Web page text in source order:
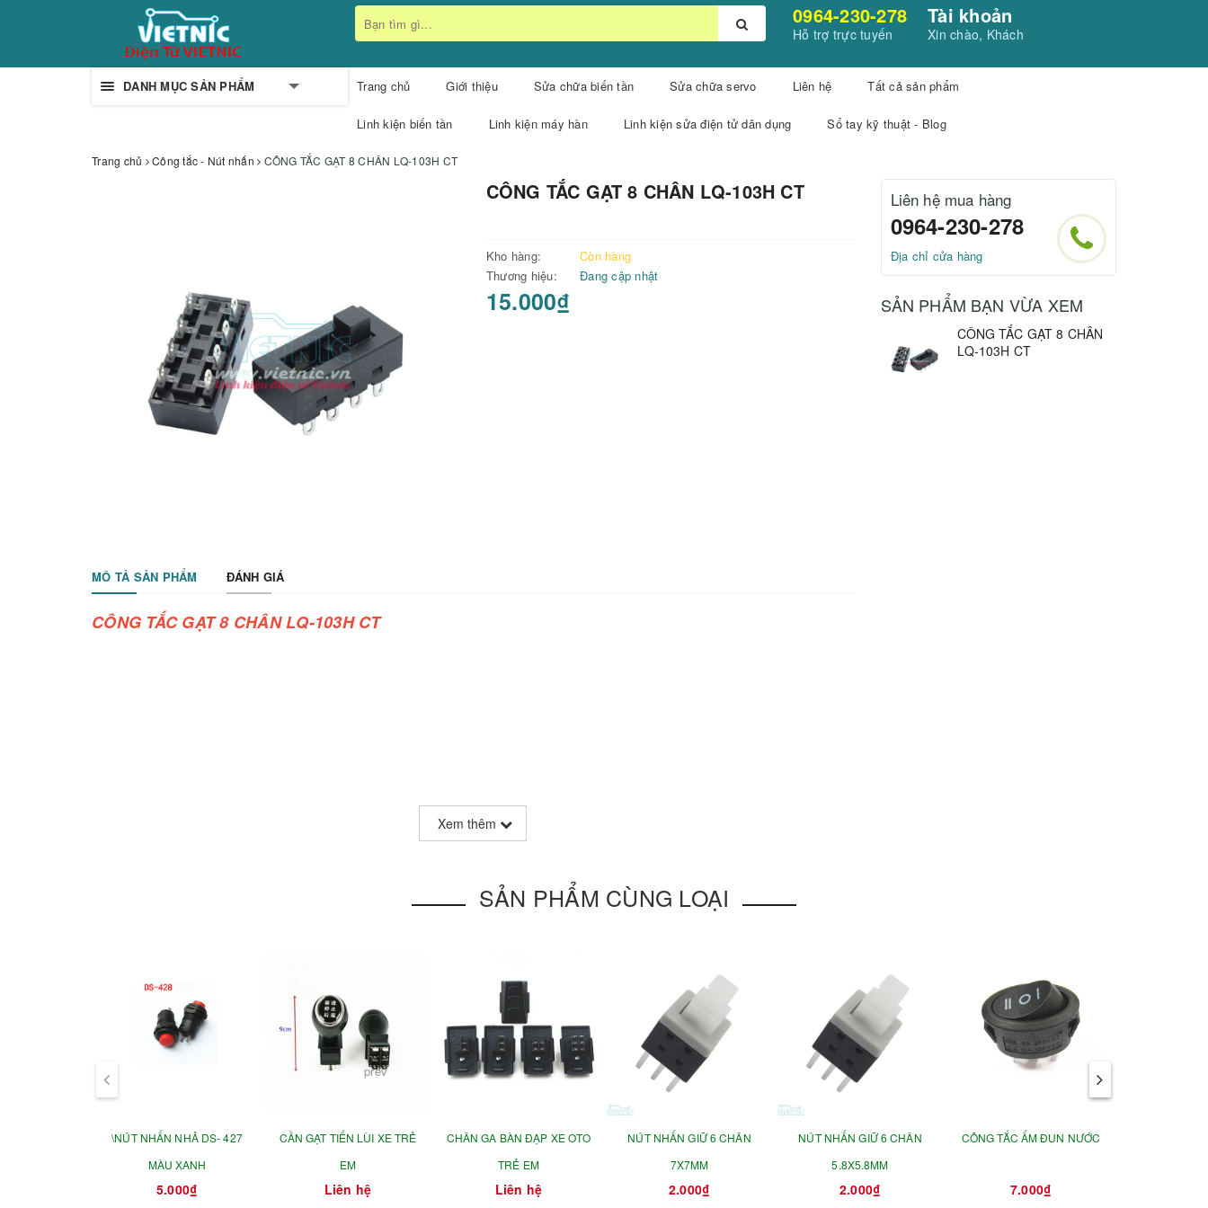
0964-230-278
Hỗ trợ trực tuyến
Tài khoản
Xin chào, Khách
DANH MỤC SẢN PHẨM Trang chủ Giới thiệu Sửa chữa biến tần Sửa chữa servo Liên hệ Tất cả sản phẩm
Linh kiện biến tần Linh kiện máy hàn Linh kiện sửa điện tử dân dụng Sổ tay kỹ thuật - Blog
Trang chủ Công tắc - Nút nhấn CÔNG TẮC GẠT 8 CHÂN LQ-103H CT
CÔNG TẮC GẠT 8 CHÂN LQ-103H CT
Kho hàng:
Còn hàng
Thương hiệu:
Đang cập nhật
15.000₫
MÔ TẢ SẢN PHẨM ĐÁNH GIÁ
CÔNG TẮC GẠT 8 CHÂN LQ-103H CT
Xem thêm
Liên hệ mua hàng
0964-230-278
Địa chỉ cửa hàng
SẢN PHẨM BẠN VỪA XEM
CÔNG TẮC GẠT 8 CHÂN
LQ-103H CT
SẢN PHẨM CÙNG LOẠI
\NÚT NHẤN NHẢ DS- 427
MÀU XANH
5.000₫
CẦN GẠT TIẾN LÙI XE TRẺ
EM
Liên hệ
CHÂN GA BÀN ĐẠP XE OTO
TRẺ EM
Liên hệ
NÚT NHẤN GIỮ 6 CHÂN
7X7MM
2.000₫
NÚT NHẤN GIỮ 6 CHÂN
5.8X5.8MM
2.000₫
CÔNG TẮC ẤM ĐUN NƯỚC
7.000₫
prev